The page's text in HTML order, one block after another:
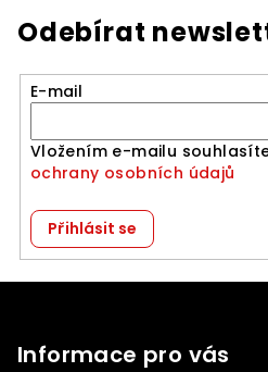
Odebírat
E-mail
Vložením e-mailu
ochrany osobních údajů
Přihlásit se
Informace pro vás